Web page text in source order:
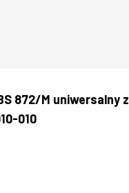
872/M uniwersalny z
010